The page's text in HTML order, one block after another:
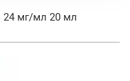
24 мг/мл 20 мл